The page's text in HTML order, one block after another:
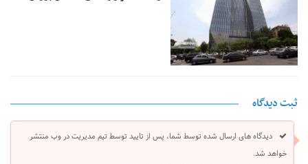
ثبت دیدگاه
دیدگاه های ارسال شده توسط شما، پس از تایید توسط تیم مدیریت در وب منتشر
خواهد شد.